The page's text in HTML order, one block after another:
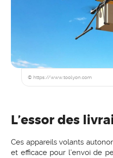
© https://www.toolyon.com
L’essor des
Ces appareils volants
et efficace pour l’envoi de